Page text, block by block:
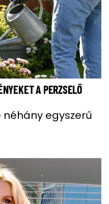
A PERZSELŐ
egyszerű